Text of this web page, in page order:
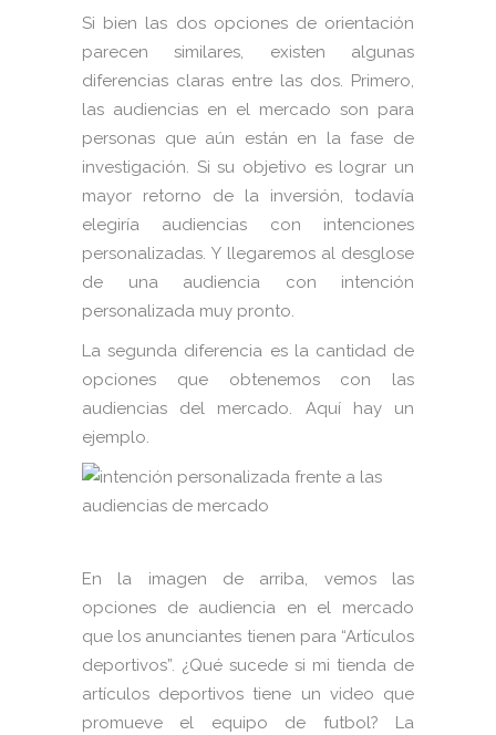
Si bien las dos opciones de orientación
parecen similares, existen algunas
diferencias claras entre las dos. Primero,
las audiencias en el mercado son para
personas que aún están en la fase de
investigación. Si su objetivo es lograr un
mayor retorno de la inversión, todavía
elegiría audiencias con intenciones
personalizadas. Y llegaremos al desglose
de una audiencia con intención
personalizada muy pronto.
La segunda diferencia es la cantidad de
opciones que obtenemos con las
audiencias del mercado. Aquí hay un
ejemplo.
En la imagen de arriba, vemos las
opciones de audiencia en el mercado
que los anunciantes tienen para “Artículos
deportivos”. ¿Qué sucede si mi tienda de
artículos deportivos tiene un video que
promueve el equipo de futbol? La